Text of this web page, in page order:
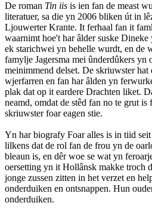
De roman Tin iis is ien fan de meast
literatuer, sa die yn 2006 bliken út in
Ljouwerter Krante. It ferhaal fan it
waarnimt hoe't har âlder suske
ek starichwei yn behelle wurdt, en de
famylje Jagersma mei ûnderdûkers yn
meinimmend delset. De skriuwster hat
wjerfarren en fan har âlden yn
plak dat op it eardere Drachten liket.
neamd, omdat de stêd fan no te grut
skriuwster foar eagen stie.
Yn har biografy Foar alles is in tiid seit
lilkens dat de rol fan de frou yn de
bleaun is, en dêr woe se wat yn
oersetting yn it Hollânsk makke troch
jonge zussen zitten in het verzet en
onderduiken en ontsnappen. Hun
onderduiken.